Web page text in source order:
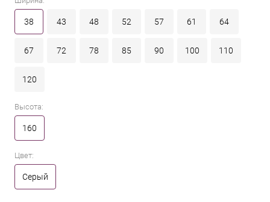
38 43 48 52 57 61 64
67 72 78 85 90 100 110
120
Высота:
160
Цвет:
Серый